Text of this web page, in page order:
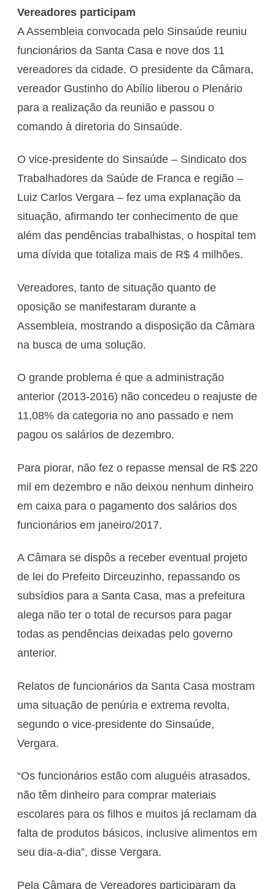
Vereadores participam
A Assembleia convocada pelo Sinsaúde reuniu
funcionários da Santa Casa e nove dos 11
vereadores da cidade. O presidente da Câmara,
vereador Gustinho do Abílio liberou o Plenário
para a realização da reunião e passou o
comando à diretoria do Sinsaúde.
O vice-presidente do Sinsaúde – Sindicato dos
Trabalhadores da Saúde de Franca e região –
Luiz Carlos Vergara – fez uma explanação da
situação, afirmando ter conhecimento de que
além das pendências trabalhistas, o hospital tem
uma dívida que totaliza mais de R$ 4 milhões.
Vereadores, tanto de situação quanto de
oposição se manifestaram durante a
Assembleia, mostrando a disposição da Câmara
na busca de uma solução.
O grande problema é que a administração
anterior (2013-2016) não concedeu o reajuste de
11,08% da categoria no ano passado e nem
pagou os salários de dezembro.
Para piorar, não fez o repasse mensal de R$ 220
mil em dezembro e não deixou nenhum dinheiro
em caixa para o pagamento dos salários dos
funcionários em janeiro/2017.
A Câmara se dispôs a receber eventual projeto
de lei do Prefeito Dirceuzinho, repassando os
subsídios para a Santa Casa, mas a prefeitura
alega não ter o total de recursos para pagar
todas as pendências deixadas pelo governo
anterior.
Relatos de funcionários da Santa Casa mostram
uma situação de penúria e extrema revolta,
segundo o vice-presidente do Sinsaúde,
Vergara.
“Os funcionários estão com aluguéis atrasados,
não têm dinheiro para comprar materiais
escolares para os filhos e muitos já reclamam da
falta de produtos básicos, inclusive alimentos em
seu dia-a-dia”, disse Vergara.
Pela Câmara de Vereadores participaram da